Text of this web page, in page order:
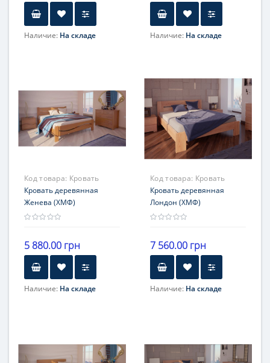
Наличие: На складе Наличие: На складе
Код товара: Кровать
Женева
Кровать деревянная
Женева (ХМФ)
5 880.00 грн
Наличие: На складе
Код товара: Кровать
Лондон
Кровать деревянная
Лондон (ХМФ)
7 560.00 грн
Наличие: На складе